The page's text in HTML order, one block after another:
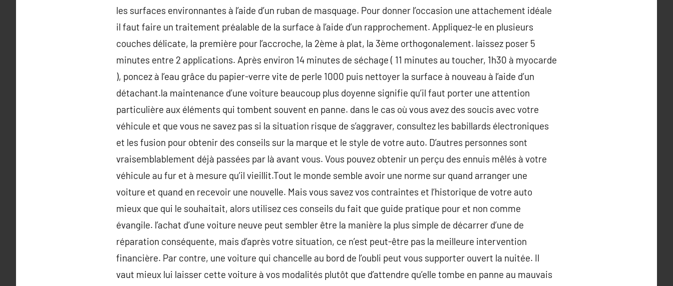
les surfaces environnantes à l’aide d’un ruban de masquage. Pour donner l’occasion une attachement idéale
il faut faire un traitement préalable de la surface à l’aide d’un rapprochement. Appliquez-le en plusieurs
couches délicate, la première pour l’accroche, la 2ème à plat, la 3ème orthogonalement. laissez poser 5
minutes entre 2 applications. Après environ 14 minutes de séchage ( 11 minutes au toucher, 1h30 à myocarde
), poncez à l’eau grâce du papier-verre vite de perle 1000 puis nettoyer la surface à nouveau à l’aide d’un
détachant.la maintenance d’une voiture beaucoup plus doyenne signifie qu’il faut porter une attention
particulière aux éléments qui tombent souvent en panne. dans le cas où vous avez des soucis avec votre
véhicule et que vous ne savez pas si la situation risque de s’aggraver, consultez les babillards électroniques
et les fusion pour obtenir des conseils sur la marque et le style de votre auto. D’autres personnes sont
vraisemblablement déjà passées par là avant vous. Vous pouvez obtenir un perçu des ennuis mêlés à votre
véhicule au fur et à mesure qu’il vieillit.Tout le monde semble avoir une norme sur quand arranger une
voiture et quand en recevoir une nouvelle. Mais vous savez vos contraintes et l’historique de votre auto
mieux que qui le souhaitait, alors utilisez ces conseils du fait que guide pratique pour et non comme
évangile. l’achat d’une voiture neuve peut sembler être la manière la plus simple de décarrer d’une de
réparation conséquente, mais d’après votre situation, ce n’est peut-être pas la meilleure intervention
financière. Par contre, une voiture qui chancelle au bord de l’oubli peut vous supporter ouvert la nuitée. Il
vaut mieux lui laisser cette voiture à vos modalités plutôt que d’attendre qu’elle tombe en panne au mauvais